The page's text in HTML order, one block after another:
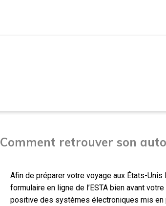
Comment retrouver son
Afin de préparer votre voyage aux États-
formulaire en ligne de l’ESTA bien avant
positive des systèmes électroniques mis en